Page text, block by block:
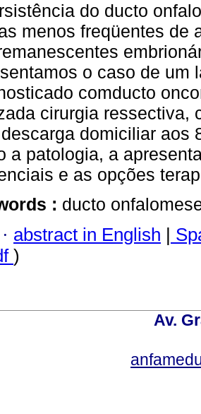
do ducto
menos freqüentes de
o caso de um
comducto
cirurgia ressectiva,
domiciliar aos
a patologia, a
e as opções
: ducto
· abstract in English |
)
Av.